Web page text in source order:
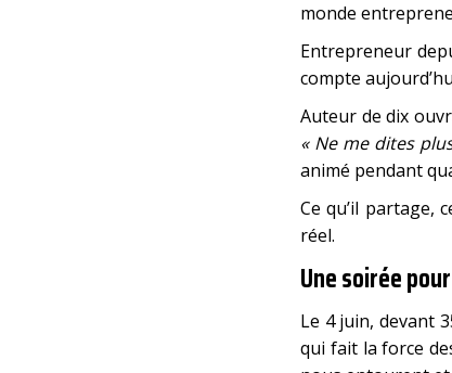
monde
Entrepreneur
compte
Auteur de dix
« Ne me dites
animé pendant
Ce qu’il partage,
réel.
Une soirée
Le 4 juin, devant
qui fait la force